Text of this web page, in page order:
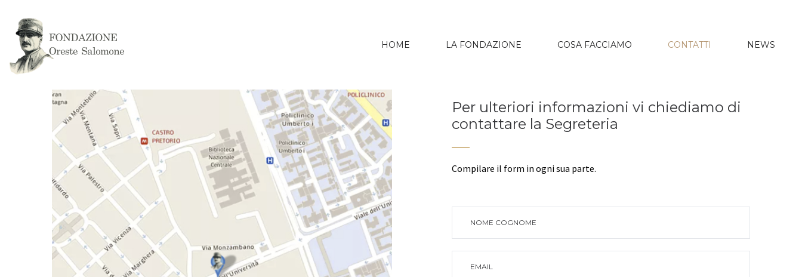
HOME LA FONDAZIONE COSA FACCIAMO CONTATTI NEWS
Per ulteriori informazioni vi chiediamo di
contattare la Segreteria
Compilare il form in ogni sua parte.